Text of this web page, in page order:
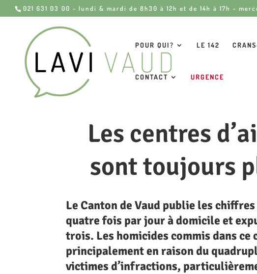
021 631 03 00 - lundi & mardi de 8h30 à 12h et de 14h à 17h -
POUR QUI? LE 142
CONTACT URGENCE
Les centres
sont toujours
Le Canton de Vaud publie les
quatre fois par jour à domicile et
trois. Les homicides commis dans
principalement en raison du
victimes d’infractions,